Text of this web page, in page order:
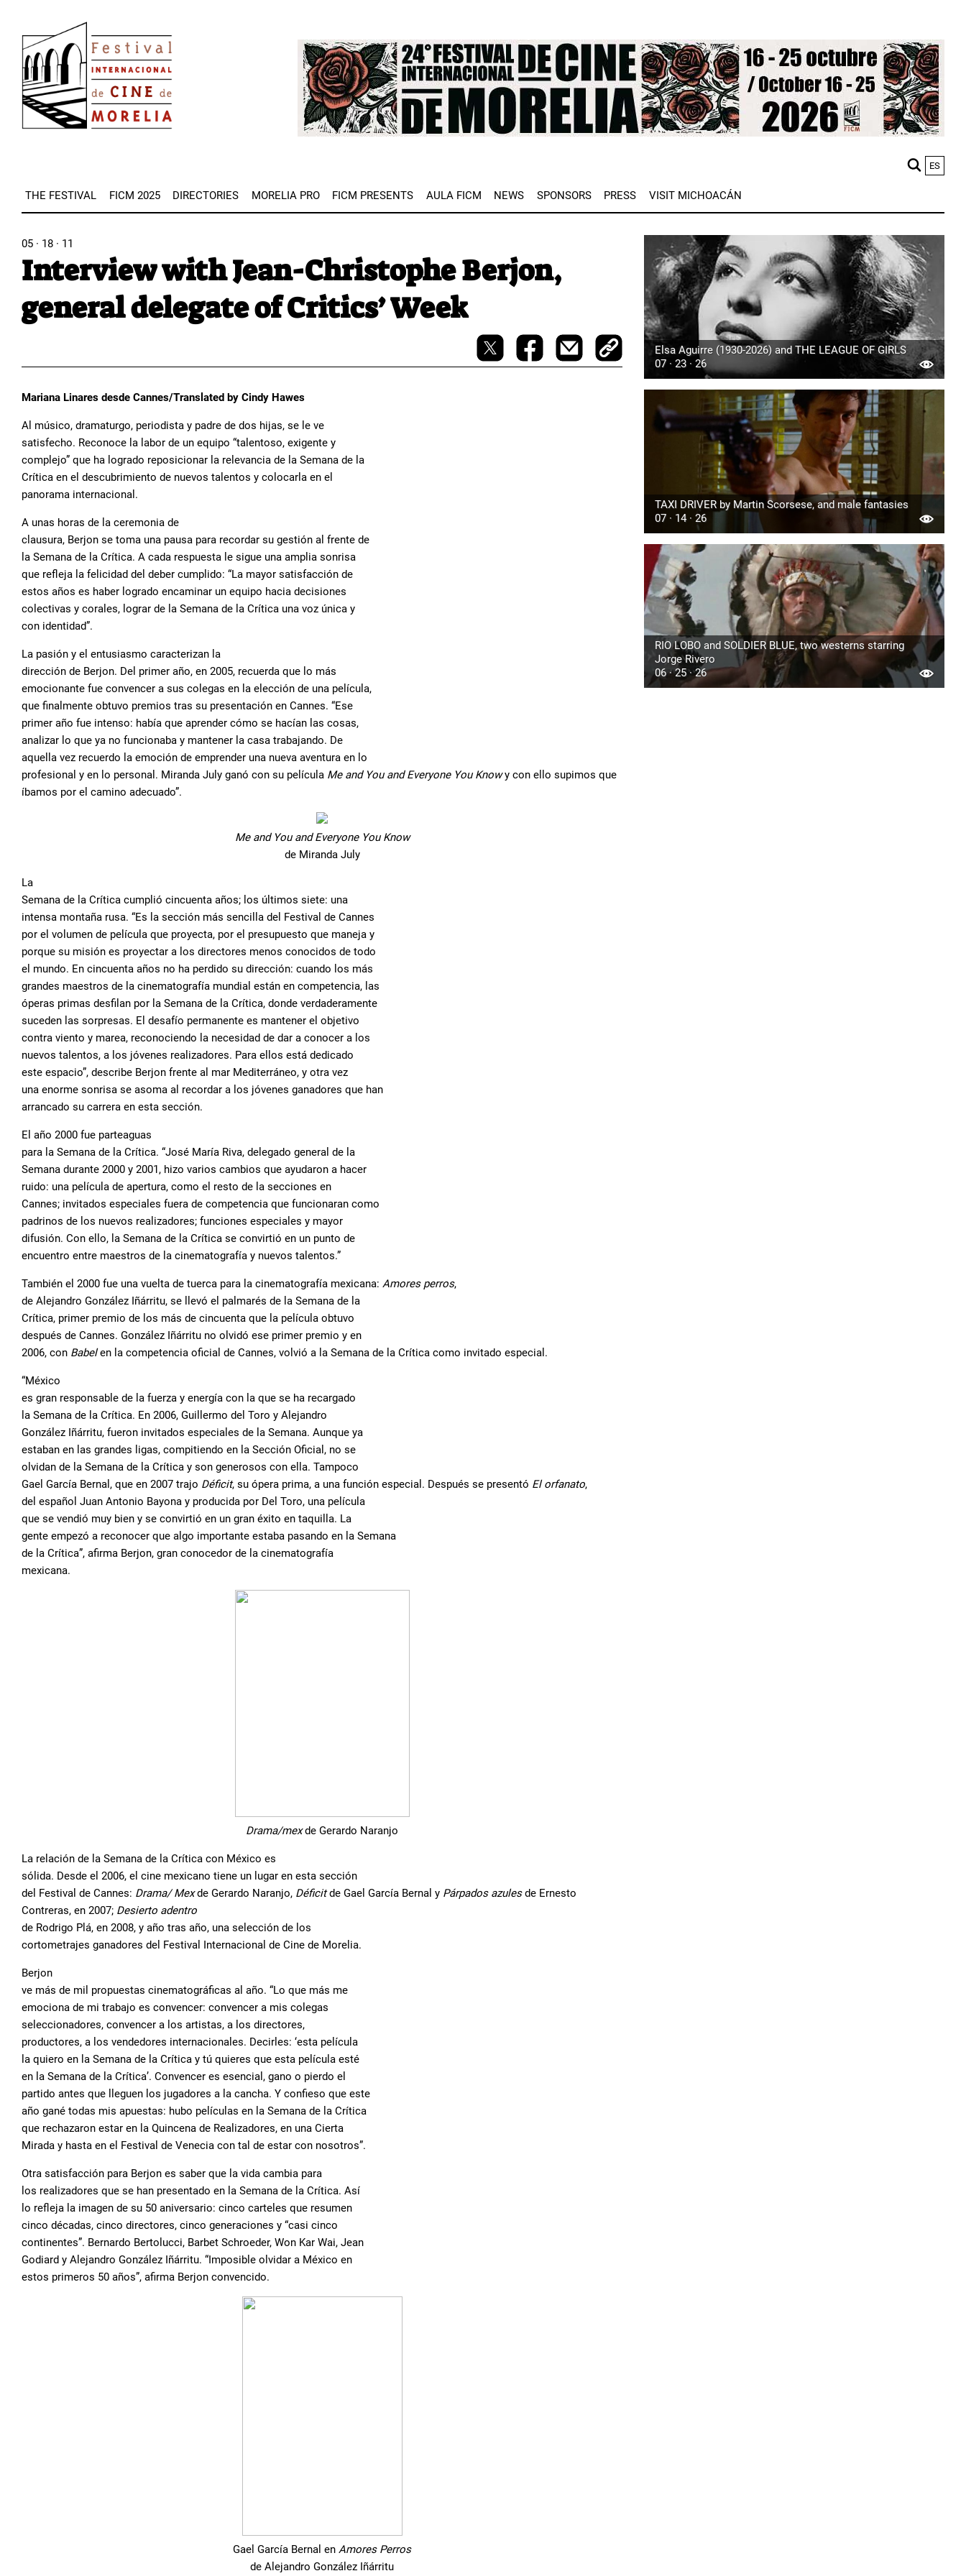
main
content
Image
ES
THE FESTIVAL FICM 2025 DIRECTORIES MORELIA PRO FICM PRESENTS AULA FICM NEWS SPONSORS PRESS VISIT MICHOACÁN
05 · 18 · 11
Interview with Jean-Christophe Berjon,
general delegate of Critics’ Week
Mariana Linares desde Cannes/Translated by Cindy Hawes
Al músico, dramaturgo, periodista y padre de dos hijas, se le ve
satisfecho. Reconoce la labor de un equipo “talentoso, exigente y
complejo” que ha logrado reposicionar la relevancia de la Semana de la
Crítica en el descubrimiento de nuevos talentos y colocarla en el
panorama internacional.
A unas horas de la ceremonia de
clausura, Berjon se toma una pausa para recordar su gestión al frente de
la Semana de la Crítica. A cada respuesta le sigue una amplia sonrisa
que refleja la felicidad del deber cumplido: “La mayor satisfacción de
estos años es haber logrado encaminar un equipo hacia decisiones
colectivas y corales, lograr de la Semana de la Crítica una voz única y
con identidad”.
La pasión y el entusiasmo caracterizan la
dirección de Berjon. Del primer año, en 2005, recuerda que lo más
emocionante fue convencer a sus colegas en la elección de una película,
que finalmente obtuvo premios tras su presentación en Cannes. “Ese
primer año fue intenso: había que aprender cómo se hacían las cosas,
analizar lo que ya no funcionaba y mantener la casa trabajando. De
aquella vez recuerdo la emoción de emprender una nueva aventura en lo
profesional y en lo personal. Miranda July ganó con su película Me and You and Everyone You Knowy con ello supimos que
íbamos por el camino adecuado”.
Me and You and Everyone You Know
de Miranda July
La
Semana de la Crítica cumplió cincuenta años; los últimos siete: una
intensa montaña rusa. “Es la sección más sencilla del Festival de Cannes
por el volumen de película que proyecta, por el presupuesto que maneja y
porque su misión es proyectar a los directores menos conocidos de todo
el mundo. En cincuenta años no ha perdido su dirección: cuando los más
grandes maestros de la cinematografía mundial están en competencia, las
óperas primas desfilan por la Semana de la Crítica, donde verdaderamente
suceden las sorpresas. El desafío permanente es mantener el objetivo
contra viento y marea, reconociendo la necesidad de dar a conocer a los
nuevos talentos, a los jóvenes realizadores. Para ellos está dedicado
este espacio”, describe Berjon frente al mar Mediterráneo, y otra vez
una enorme sonrisa se asoma al recordar a los jóvenes ganadores que han
arrancado su carrera en esta sección.
El año 2000 fue parteaguas
para la Semana de la Crítica. “José María Riva, delegado general de la
Semana durante 2000 y 2001, hizo varios cambios que ayudaron a hacer
ruido: una película de apertura, como el resto de la secciones en
Cannes; invitados especiales fuera de competencia que funcionaran como
padrinos de los nuevos realizadores; funciones especiales y mayor
difusión. Con ello, la Semana de la Crítica se convirtió en un punto de
encuentro entre maestros de la cinematografía y nuevos talentos.”
También el 2000 fue una vuelta de tuerca para la cinematografía mexicana: Amores perros,
de Alejandro González Iñárritu, se llevó el palmarés de la Semana de la
Crítica, primer premio de los más de cincuenta que la película obtuvo
después de Cannes. González Iñárritu no olvidó ese primer premio y en
2006, con Babelen la competencia oficial de Cannes, volvió a la Semana de la Crítica como invitado especial.
“México
es gran responsable de la fuerza y energía con la que se ha recargado
la Semana de la Crítica. En 2006, Guillermo del Toro y Alejandro
González Iñárritu, fueron invitados especiales de la Semana. Aunque ya
estaban en las grandes ligas, compitiendo en la Sección Oficial, no se
olvidan de la Semana de la Crítica y son generosos con ella. Tampoco
Gael García Bernal, que en 2007 trajo Déficit, su ópera prima, a una función especial. Después se presentó El orfanato,
del español Juan Antonio Bayona y producida por Del Toro, una película
que se vendió muy bien y se convirtió en un gran éxito en taquilla. La
gente empezó a reconocer que algo importante estaba pasando en la Semana
de la Crítica”, afirma Berjon, gran conocedor de la cinematografía
mexicana.
Drama/mexde Gerardo Naranjo
La relación de la Semana de la Crítica con México es
sólida. Desde el 2006, el cine mexicano tiene un lugar en esta sección
del Festival de Cannes: Drama/ Mexde Gerardo Naranjo, Déficitde Gael García Bernal y Párpados azulesde Ernesto
Contreras, en 2007; Desierto adentro
de Rodrigo Plá, en 2008, y año tras año, una selección de los
cortometrajes ganadores del Festival Internacional de Cine de Morelia.
Berjon
ve más de mil propuestas cinematográficas al año. “Lo que más me
emociona de mi trabajo es convencer: convencer a mis colegas
seleccionadores, convencer a los artistas, a los directores,
productores, a los vendedores internacionales. Decirles: ‘esta película
la quiero en la Semana de la Crítica y tú quieres que esta película esté
en la Semana de la Crítica’. Convencer es esencial, gano o pierdo el
partido antes que lleguen los jugadores a la cancha. Y confieso que este
año gané todas mis apuestas: hubo películas en la Semana de la Crítica
que rechazaron estar en la Quincena de Realizadores, en una Cierta
Mirada y hasta en el Festival de Venecia con tal de estar con nosotros”.
Otra satisfacción para Berjon es saber que la vida cambia para
los realizadores que se han presentado en la Semana de la Crítica. Así
lo refleja la imagen de su 50 aniversario: cinco carteles que resumen
cinco décadas, cinco directores, cinco generaciones y “casi cinco
continentes”. Bernardo Bertolucci, Barbet Schroeder, Won Kar Wai, Jean
Godiard y Alejandro González Iñárritu. “Imposible olvidar a México en
estos primeros 50 años”, afirma Berjon convencido.
Gael García Bernal en Amores Perros
de Alejandro González Iñárritu
Elsa Aguirre (1930-2026) and THE LEAGUE OF GIRLS
07 · 23 · 26
TAXI DRIVER by Martin Scorsese, and male fantasies
07 · 14 · 26
RIO LOBO and SOLDIER BLUE, two westerns starring
Jorge Rivero
06 · 25 · 26